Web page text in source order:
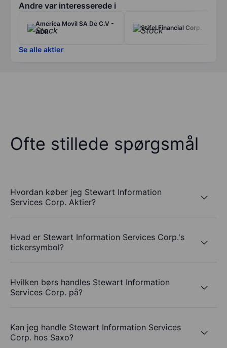
Andre var interesserede i
America Movil SA De C.V -
ADR
Stifel Financial Corp.
Se alle aktier
Ofte stillede spørgsmål
Hvordan køber jeg Stewart Information
Services Corp. Aktier?
Hvad er Stewart Information Services Corp.'s
tickersymbol?
Hvilken børs handles Stewart Information
Services Corp. på?
Kan jeg handle Stewart Information Services
Corp. hos Saxo?